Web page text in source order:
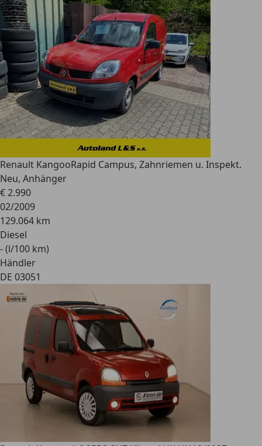
Renault KangooRapid Campus, Zahnriemen u. Inspekt.
Neu, Anhänger
€ 2.990
02/2009
129.064 km
Diesel
- (l/100 km)
Händler
DE 03051